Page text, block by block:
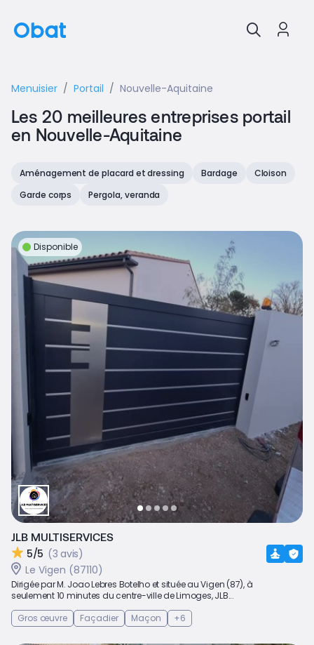
Menuisier Portail Nouvelle-Aquitaine
Les 20 meilleures entreprises portail
en Nouvelle-Aquitaine
Aménagement de placard et dressing Bardage
Cloison
Garde corps
Pergola, veranda
Disponible
JLB MULTISERVICES
5/5 (3 avis)
Le Vigen (87110)
Dirigée par M. Joao Lebres Botelho et située au Vigen (87), à
seulement 10 minutes du centre-ville de Limoges, JLB...
Gros œuvre
Façadier Maçon +6